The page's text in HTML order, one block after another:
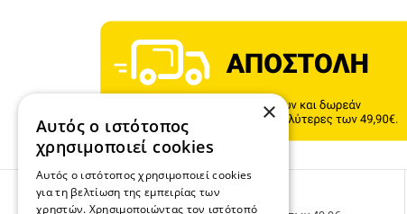
ΔΩΡΕΑΝ ΜΕΤΑΦΟΡΙΚΑ
×
Αυτός ο ιστότοπος
χρησιμοποιεί cookies
Αυτός ο ιστότοπος χρησιμοποιεί cookies
για τη βελτίωση της εμπειρίας των
χρηστών. Χρησιμοποιώντας τον ιστότοπό